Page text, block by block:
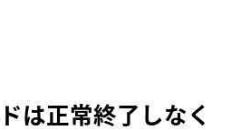
は正常終了しなく